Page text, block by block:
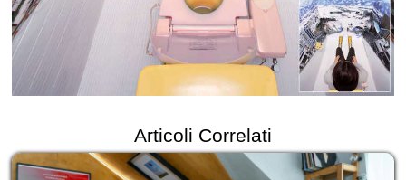
Articoli Correlati